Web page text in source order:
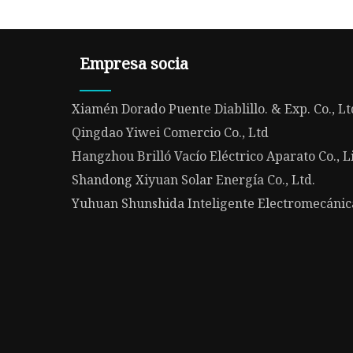
Empresa socia
Xiamén Dorado Puente Diablillo. & Exp. Co.,
Qingdao Yiwei Comercio Co., Ltd
Hangzhou Brilló Vacío Eléctrico Aparato Co.,
Shandong Xiyuan Solar Energía Co., Ltd.
Yuhuan Shunshida Inteligente